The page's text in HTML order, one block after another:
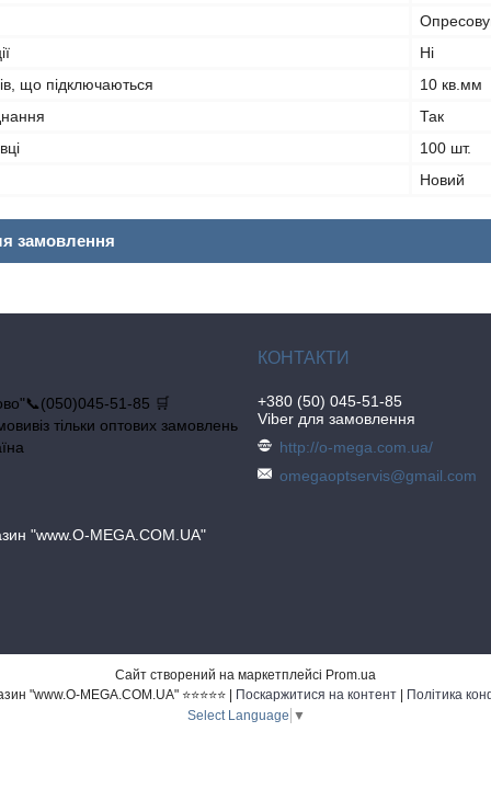
Ні
що підключаються
10 кв.мм
Так
100 шт.
Новий
замовлення
51-85 🛒
тільки оптових замовлень
"www.O-MEGA.COM.UA"
+380 (50) 045-51-85
Viber для замовлення
http://o-mega.com.ua/
omegaoptservis@gmail.com
Сайт створений на маркетплейсі Prom.ua
Поскаржитися на контент
Політика
Select Language ▼